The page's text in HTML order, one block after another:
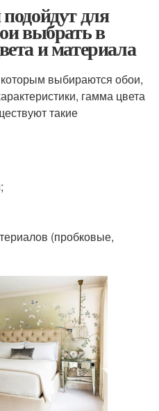
для
выбрать в
и материала
выбираются обои,
гамма цвета
такие
(пробковые,